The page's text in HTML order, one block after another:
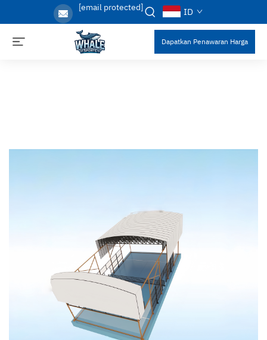
[email protected] ID
Dapatkan Penawaran Harga